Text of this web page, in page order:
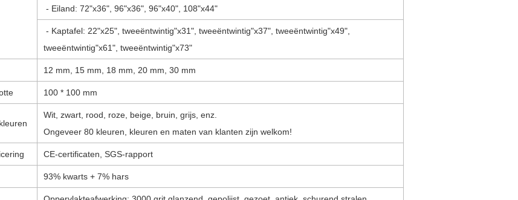
- Eiland: 72"x36", 96"x36", 96"x40", 108"x44"
- Kaptafel: 22"x25", tweeëntwintig"x31", tweeëntwintig"x37", tweeëntwintig"x49",
tweeëntwintig"x61", tweeëntwintig"x73"
12 mm, 15 mm, 18 mm, 20 mm, 30 mm
100 * 100 mm
Wit, zwart, rood, roze, beige, bruin, grijs, enz.
Ongeveer 80 kleuren, kleuren en maten van klanten zijn welkom!
CE-certificaten, SGS-rapport
93% kwarts + 7% hars